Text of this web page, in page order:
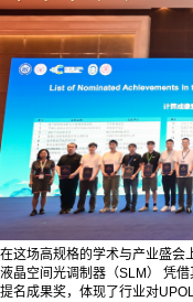
在这场高规格的学术与产业盛会
液晶空间光调制器（SLM） 凭
提名成果奖，体现了行业对